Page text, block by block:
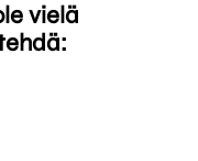
vielä